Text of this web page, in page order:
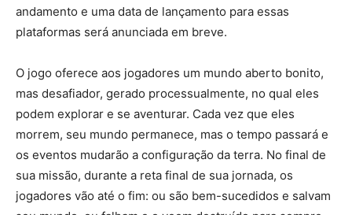
andamento e uma data de lançamento para essas
plataformas será anunciada em breve.
O jogo oferece aos jogadores um mundo aberto bonito,
mas desafiador, gerado processualmente, no qual eles
podem explorar e se aventurar. Cada vez que eles
morrem, seu mundo permanece, mas o tempo passará e
os eventos mudarão a configuração da terra. No final de
sua missão, durante a reta final de sua jornada, os
jogadores vão até o fim: ou são bem-sucedidos e salvam